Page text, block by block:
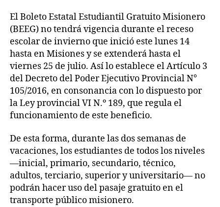
El Boleto Estatal Estudiantil Gratuito Misionero
(BEEG) no tendrá vigencia durante el receso
escolar de invierno que inició este lunes 14
hasta en Misiones y se extenderá hasta el
viernes 25 de julio. Así lo establece el Artículo 3
del Decreto del Poder Ejecutivo Provincial N°
105/2016, en consonancia con lo dispuesto por
la Ley provincial VI N.º 189, que regula el
funcionamiento de este beneficio.
De esta forma, durante las dos semanas de
vacaciones, los estudiantes de todos los niveles
—inicial, primario, secundario, técnico,
adultos, terciario, superior y universitario— no
podrán hacer uso del pasaje gratuito en el
transporte público misionero.